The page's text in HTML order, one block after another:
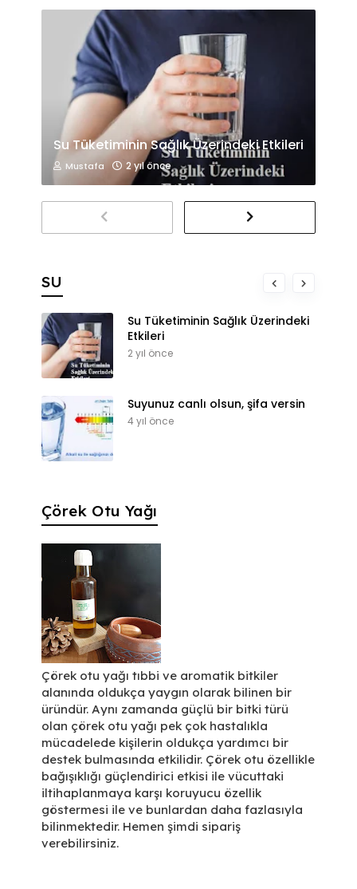
Su Tüketiminin Sağlık Üzerindeki Etkileri
Mustafa 2 yıl önce
SU
Su Tüketiminin Sağlık Üzerindeki
Etkileri
2 yıl önce
Suyunuz canlı olsun, şifa versin
4 yıl önce
Çörek Otu Yağı
Çörek otu yağı tıbbi ve aromatik bitkiler
alanında oldukça yaygın olarak bilinen bir
üründür. Aynı zamanda güçlü bir bitki türü
olan çörek otu yağı pek çok hastalıkla
mücadelede kişilerin oldukça yardımcı bir
destek bulmasında etkilidir. Çörek otu özellikle
bağışıklığı güçlendirici etkisi ile vücuttaki
iltihaplanmaya karşı koruyucu özellik
göstermesi ile ve bunlardan daha fazlasıyla
bilinmektedir. Hemen şimdi sipariş
verebilirsiniz.